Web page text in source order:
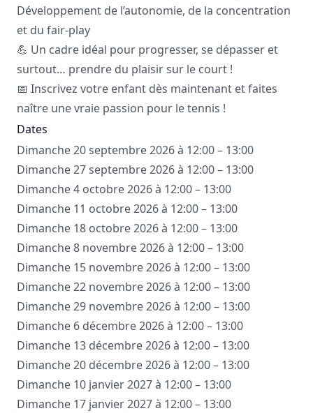
Développement de l’autonomie, de la concentration
et du fair-play
💪 Un cadre idéal pour progresser, se dépasser et
surtout… prendre du plaisir sur le court !
📅 Inscrivez votre enfant dès maintenant et faites
naître une vraie passion pour le tennis !
Dates
Dimanche 20 septembre 2026 à 12:00 – 13:00
Dimanche 27 septembre 2026 à 12:00 – 13:00
Dimanche 4 octobre 2026 à 12:00 – 13:00
Dimanche 11 octobre 2026 à 12:00 – 13:00
Dimanche 18 octobre 2026 à 12:00 – 13:00
Dimanche 8 novembre 2026 à 12:00 – 13:00
Dimanche 15 novembre 2026 à 12:00 – 13:00
Dimanche 22 novembre 2026 à 12:00 – 13:00
Dimanche 29 novembre 2026 à 12:00 – 13:00
Dimanche 6 décembre 2026 à 12:00 – 13:00
Dimanche 13 décembre 2026 à 12:00 – 13:00
Dimanche 20 décembre 2026 à 12:00 – 13:00
Dimanche 10 janvier 2027 à 12:00 – 13:00
Dimanche 17 janvier 2027 à 12:00 – 13:00